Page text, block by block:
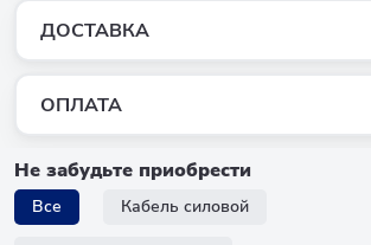
ДОСТАВКА
ОПЛАТА
Не забудьте приобрести
Все Кабель силовой